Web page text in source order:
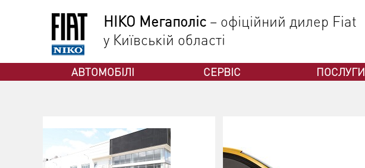
НІКО Мегаполіс – офіційний дилер Fiat
у Київській області
АВТОМОБІЛІ СЕРВІС ПОСЛУГИ